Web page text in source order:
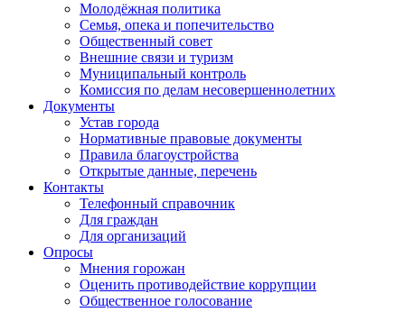
Молодёжная политика
Семья, опека и попечительство
Общественный совет
Внешние связи и туризм
Муниципальный контроль
Комиссия по делам несовершеннолетних
Документы
Устав города
Нормативные правовые документы
Правила благоустройства
Открытые данные, перечень
Контакты
Телефонный справочник
Для граждан
Для организаций
Опросы
Мнения горожан
Оценить противодействие коррупции
Общественное голосование